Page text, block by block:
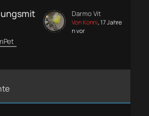
Darmo Vit
Von Konni, 17 Jahre
n vor